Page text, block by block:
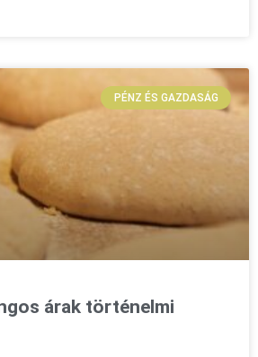
PÉNZ ÉS GAZDASÁG
árak történelmi